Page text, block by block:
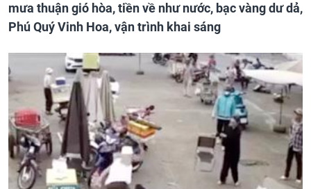
mưa thuận gió hòa, tiền về như nước, bạc vàng dư dả,
Phú Quý Vinh Hoa, vận trình khai sáng